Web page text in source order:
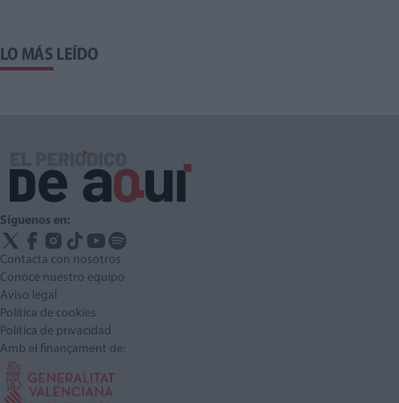
LO MÁS LEÍDO
Síguenos en:
Contacta con nosotros
Conoce nuestro equipo
Aviso legal
Política de cookies
Política de privacidad
Amb el finançament de: